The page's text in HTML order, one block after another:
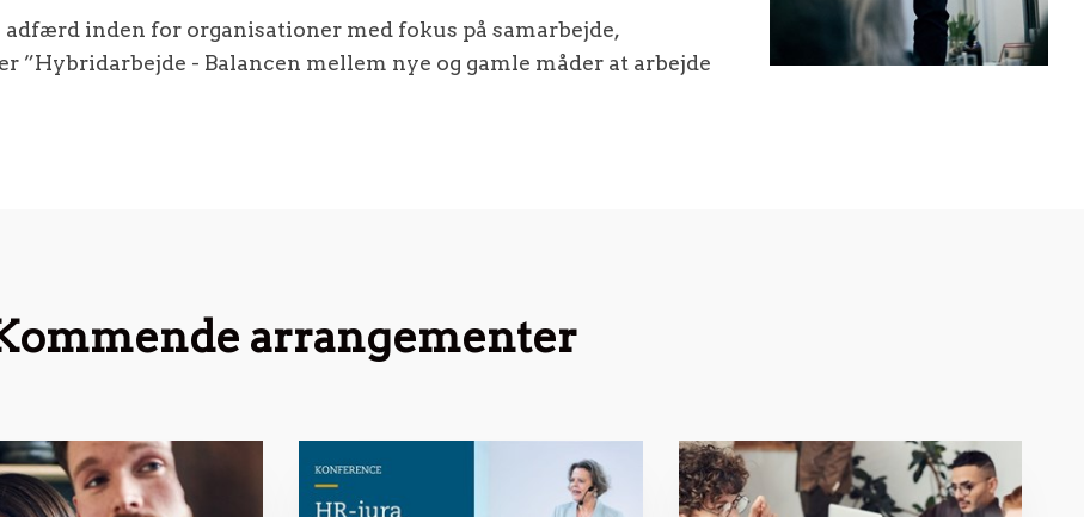
inden for organisationer med fokus på samarbejde,
”Hybridarbejde - Balancen mellem nye og gamle måder at arbejde
arrangementer